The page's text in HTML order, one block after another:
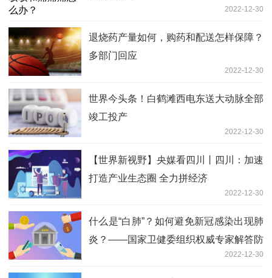
2022-12-30
退烧药产量如何，购药和配送怎样保障？
多部门回应
2022-12-30
世界今头条！白鹤滩西电东送大动脉全部
竣工投产
2022-12-30
【世界新视野】央媒看四川丨四川：加速
打造产业生态圈 全力拼经济
2022-12-30
什么是“白肺”？如何避免新冠感染出现肺
炎？——国家卫健委组织权威专家解答防
2022-12-30